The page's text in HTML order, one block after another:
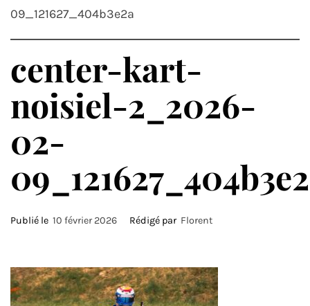
09_121627_404b3e2a
center-kart-
noisiel-2_2026-
02-
Publié le 10 février 2026 Rédigé par Florent